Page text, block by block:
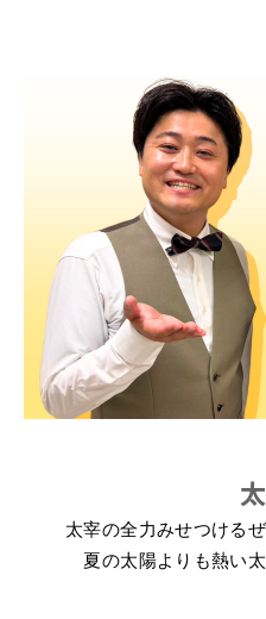
太宰の全力みせつける
夏の太陽よりも熱い